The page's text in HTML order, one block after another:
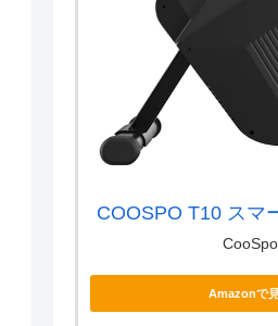
COOSPO T10 スマ
CooSpo
Amazonで